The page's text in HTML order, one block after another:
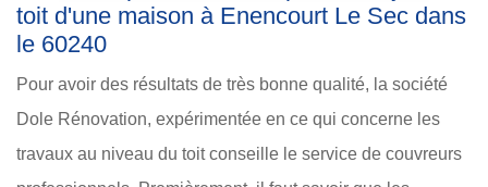
toit d'une maison à Enencourt Le Sec dans
le 60240
Pour avoir des résultats de très bonne qualité, la société
Dole Rénovation, expérimentée en ce qui concerne les
travaux au niveau du toit conseille le service de couvreurs